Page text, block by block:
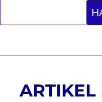
ARTIKEL